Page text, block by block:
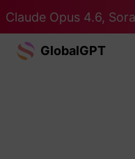
Claude Opus 4.6,
GlobalGPT